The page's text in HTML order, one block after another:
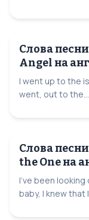
Слова
Angel на
I went up to the
went, out to the...
Слова
the One на
I've been looking
baby, I knew that I...